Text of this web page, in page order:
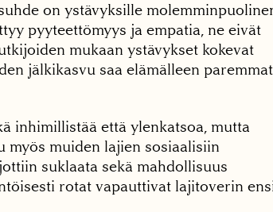
on ystävyksille
pyyteettömyys ja empatia, ne eivät
mukaan ystävykset kokevat
jälkikasvu saa elämälleen paremmat
inhimillistää että ylenkatsoa, mutta
myös muiden lajien sosiaalisiin
suklaata sekä mahdollisuus
rotat vapauttivat lajitoverin